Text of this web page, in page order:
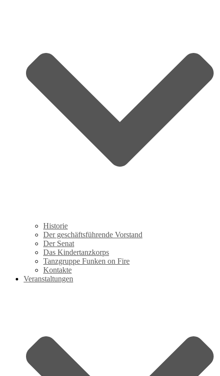
Historie
Der geschäftsführende Vorstand
Der Senat
Das Kindertanzkorps
Tanzgruppe Funken on Fire
Kontakte
Veranstaltungen